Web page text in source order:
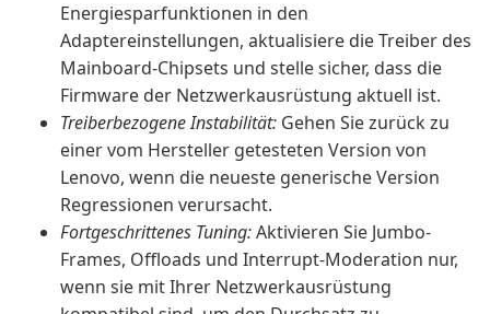
Energiesparfunktionen in den
Adaptereinstellungen, aktualisiere die Treiber des
Mainboard-Chipsets und stelle sicher, dass die
Firmware der Netzwerkausrüstung aktuell ist.
Treiberbezogene Instabilität: Gehen Sie zurück zu
einer vom Hersteller getesteten Version von
Lenovo, wenn die neueste generische Version
Regressionen verursacht.
Fortgeschrittenes Tuning:Aktivieren Sie Jumbo-
Frames, Offloads und Interrupt-Moderation nur,
wenn sie mit Ihrer Netzwerkausrüstung